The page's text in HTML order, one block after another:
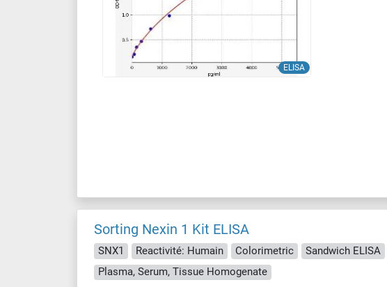
ELISA
Sorting Nexin 1 Kit ELISA
SNX1 Reactivité: Humain Colorimetric Sandwich ELISA
Plasma, Serum, Tissue Homogenate